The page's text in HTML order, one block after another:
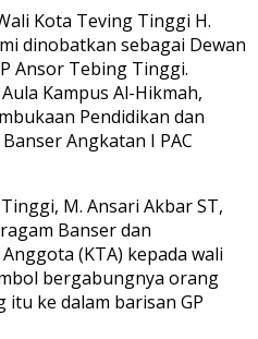
Kota Teving Tinggi H.
dinobatkan sebagai Dewan
Ansor Tebing Tinggi.
Kampus Al-Hikmah,
Pendidikan dan
Angkatan I PAC
M. Ansari Akbar ST,
Banser dan
(KTA) kepada wali
bergabungnya orang
ke dalam barisan GP